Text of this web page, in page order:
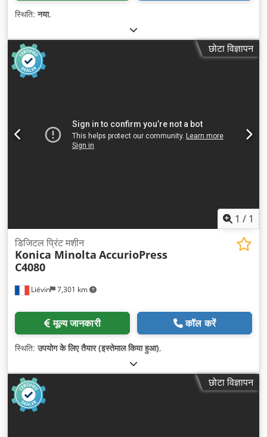
स्थिति:नया,
छोटा विज्ञापन
1 / 1
Liévin 7,301 km
डिजिटल प्रिंट मशीन
Konica Minolta AccurioPress
C4080
मूल्य जानकारी कॉल करें
स्थिति:उपयोग के लिए तैयार (इस्तेमाल किया हुआ),
छोटा विज्ञापन